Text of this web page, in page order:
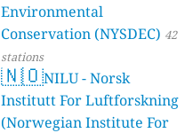
Environmental
Conservation (NYSDEC) 42
stations
🇳🇴NILU - Norsk
Institutt For Luftforskning
(Norwegian Institute For